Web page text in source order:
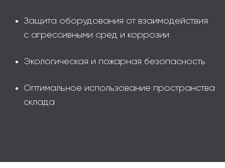
Защита оборудования от взаимодействия
с агрессивными сред и коррозии
Экологическая и пожарная безопасность
Оптимальное использование пространства
склада